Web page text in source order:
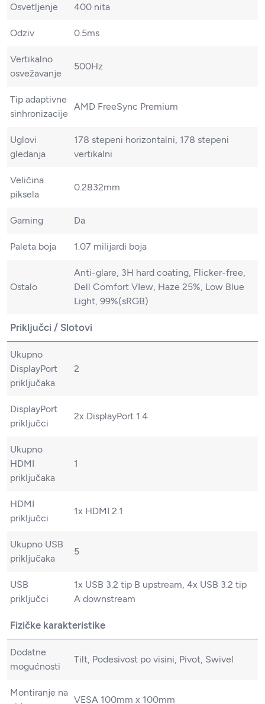
Osvetljenje 400 nita
Odziv 0.5ms
Vertikalno
osvežavanje
500Hz
Tip adaptivne
sinhronizacije
AMD FreeSync Premium
Uglovi
gledanja
178 stepeni horizontalni, 178 stepeni
vertikalni
Veličina
piksela
0.2832mm
Gaming Da
Paleta boja 1.07 milijardi boja
Ostalo
Anti-glare, 3H hard coating, Flicker-free,
Dell Comfort VIew, Haze 25%, Low Blue
Light, 99%(sRGB)
Priključci / Slotovi
Ukupno
DisplayPort
priključaka
2
DisplayPort
priključci
2x DisplayPort 1.4
Ukupno
HDMI
priključaka
1
HDMI
priključci
1x HDMI 2.1
Ukupno USB
priključaka
5
USB
priključci
1x USB 3.2 tip B upstream, 4x USB 3.2 tip
A downstream
Fizičke karakteristike
Dodatne
mogućnosti
Tilt, Podesivost po visini, Pivot, Swivel
Montiranje na
VESA 100mm x 100mm